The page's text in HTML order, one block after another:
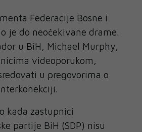
Federacije Bosne i
je do neočekivane drame.
u BiH, Michael Murphy,
videoporukom,
u pregovorima o
kada zastupnici
partije BiH (SDP) nisu